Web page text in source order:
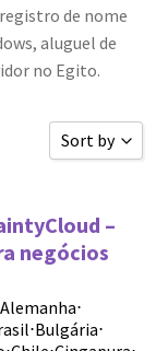
de nome
aluguel de
no Egito.
Sort by
Ordenar
Ordenar por
Ordenar por
Novas
–
negócios
Alemanha⋅
⋅Bulgária⋅